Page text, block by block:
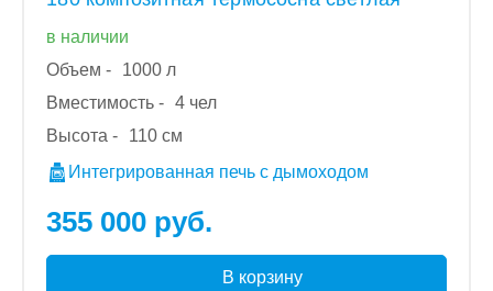
в наличии
Объем -
1000 л
Вместимость - 4 чел
Высота -
110 см
Интегрированная печь с дымоходом
355 000 руб.
В корзину